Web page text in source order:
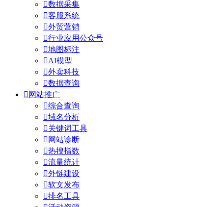
数据采集
客服系统
外贸营销
行业应用公众号
地图标注
AI模型
外卖科技
数据查询
 网站推广
综合查询
域名分析
关键词工具
 网站诊断
热搜指数
流量统计
外链建设
软文发布
排名工具